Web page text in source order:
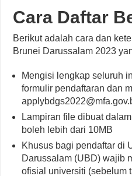
Cara Daftar
Berikut adalah cara dan
Brunei Darussalam 2023
Mengisi lengkap seluruh
formulir pendaftaran dan
Lampiran file dibuat
boleh lebih dari 10MB
Khusus bagi pendaftar di
Darussalam (UBD) wajib
ofisial universiti (sebelum